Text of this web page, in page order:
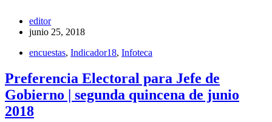
editor
junio 25, 2018
encuestas, Indicador18, Infoteca
Preferencia Electoral para Jefe de
Gobierno | segunda quincena de junio
2018